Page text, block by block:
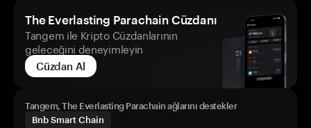
The Everlasting Parachain Cüzdanı
Tangem ile Kripto Cüzdanlarının
geleceğini deneyimleyin
Cüzdan Al
Tangem, The Everlasting Parachain ağlarını destekler
Bnb Smart Chain